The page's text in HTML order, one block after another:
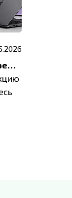
Акция: до -30% на весь ремонт техники Apple